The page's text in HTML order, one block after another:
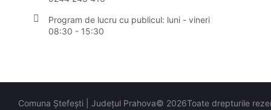
Program de lucru cu publicul: luni - vineri
08:30 - 15:30
Comuna Ștefești | Județul Prahova© 2026Toate drepturile